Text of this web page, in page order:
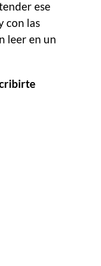
ese
con las
leer en un